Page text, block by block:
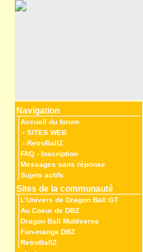
Navigation
Accueil du forum
‹ SITES WEB
‹ RetroBallZ
FAQ - Inscription
Messages sans réponse
Sujets actifs
Sites de la communauté
L’Univers de Dragon Ball GT
Au Coeur de DBZ
Dragon Ball Multiverse
Fan-manga DBZ
RetroBallZ